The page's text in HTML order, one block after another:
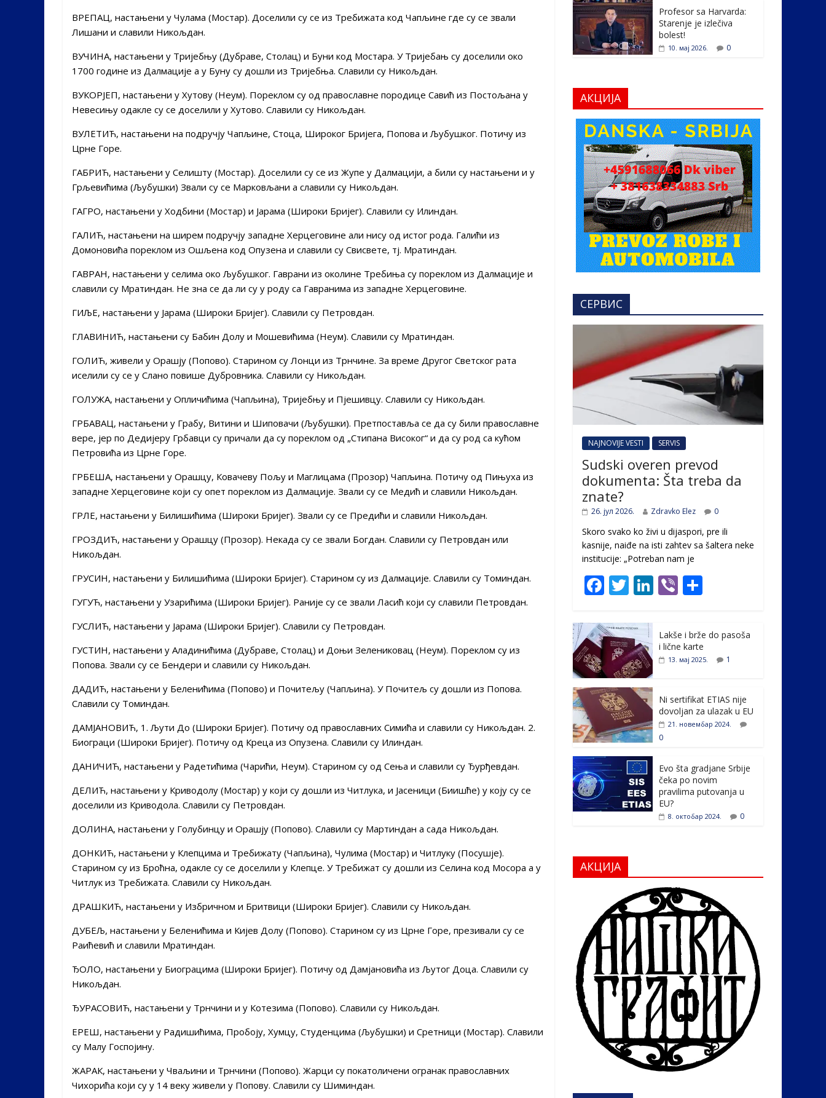
ВРЕПАЦ, настањени у Чулама (Мостар). Доселили су се из Требижата код Чапљине где су се звали
Лишани и славили Никољдан.
ВУЧИНА, настањени у Тријебњу (Дубраве, Столац) и Буни код Мостара. У Тријебањ су доселили око
1700 године из Далмације а у Буну су дошли из Тријебња. Славили су Никољдан.
ВУКОРЈЕП, настањени у Хутову (Неум). Пореклом су од православне породице Савић из Постољана у
Невесињу одакле су се доселили у Хутово. Славили су Никољдан.
ВУЛЕТИЋ, настањени на подручју Чапљине, Стоца, Широког Бријега, Попова и Љубушког. Потичу из
Црне Горе.
ГАБРИЋ, настањени у Селишту (Мостар). Доселили су се из Жупе у Далмацији, а били су настањени и у
Грљевићима (Љубушки) Звали су се Марковљани а славили су Никољдан.
ГАГРО, настањени у Ходбини (Мостар) и Јарама (Широки Бријег). Славили су Илиндан.
ГАЛИЋ, настањени на ширем подручју западне Херцеговине али нису од истог рода. Галићи из
Домоновића пореклом из Ошљена код Опузена и славили су Свисвете, тј. Мратиндан.
ГАВРАН, настањени у селима око Љубушког. Гаврани из околине Требиња су пореклом из Далмације и
славили су Мратиндан. Не зна се да ли су у роду са Гавранима из западне Херцеговине.
ГИЉЕ, настањени у Јарама (Широки Бријег). Славили су Петровдан.
ГЛАВИНИЋ, настањени су Бабин Долу и Мошевићима (Неум). Славили су Мратиндан.
ГОЛИЋ, живели у Орашју (Попово). Старином су Лонци из Трнчине. За време Другог Светског рата
иселили су се у Слано повише Дубровника. Славили су Никољдан.
ГОЛУЖА, настањени у Опличићима (Чапљина), Тријебњу и Пјешивцу. Славили су Никољдан.
ГРБАВАЦ, настањени у Грабу, Витини и Шиповачи (Љубушки). Претпоставља се да су били православне
вере, јер по Дедијеру Грбавци су причали да су пореклом од „Стипана Високог“ и да су род са кућом
Петровића из Црне Горе.
ГРБЕША, настањени у Орашцу, Ковачеву Пољу и Маглицама (Прозор) Чапљина. Потичу од Пињуха из
западне Херцеговине који су опет пореклом из Далмације. Звали су се Медић и славили Никољдан.
ГРЛЕ, настањени у Билишићима (Широки Бријег). Звали су се Предићи и славили Никољдан.
ГРОЗДИЋ, настањени у Орашцу (Прозор). Некада су се звали Богдан. Славили су Петровдан или
Никољдан.
ГРУСИН, настањени у Билишићима (Широки Бријег). Старином су из Далмације. Славили су Томиндан.
ГУГУЋ, настањени у Узарићима (Широки Бријег). Раније су се звали Ласић који су славили Петровдан.
ГУСЛИЋ, настањени у Јарама (Широки Бријег). Славили су Петровдан.
ГУСТИН, настањени у Аладинићима (Дубраве, Столац) и Доњи Зелениковац (Неум). Пореклом су из
Попова. Звали су се Бендери и славили су Никољдан.
ДАДИЋ, настањени у Беленићима (Попово) и Почитељу (Чапљина). У Почитељ су дошли из Попова.
Славили су Томиндан.
ДАМЈАНОВИЋ, 1. Љути До (Широки Бријег). Потичу од православних Симића и славили су Никољдан. 2.
Биограци (Широки Бријег). Потичу од Креца из Опузена. Славили су Илиндан.
ДАНИЧИЋ, настањени у Радетићима (Чарићи, Неум). Старином су од Сења и славили су Ђурђевдан.
ДЕЛИЋ, настањени у Криводолу (Мостар) у који су дошли из Читлука, и Јасеници (Биишће) у коју су се
доселили из Криводола. Славили су Петровдан.
ДОЛИНА, настањени у Голубинцу и Орашју (Попово). Славили су Мартиндан а сада Никољдан.
ДОНКИЋ, настањени у Клепцима и Требижату (Чапљина), Чулима (Мостар) и Читлуку (Посушје).
Старином су из Броћна, одакле су се доселили у Клепце. У Требижат су дошли из Селина код Мосора а у
Читлук из Требижата. Славили су Никољдан.
ДРАШКИЋ, настањени у Избричном и Бритвици (Широки Бријег). Славили су Никољдан.
ДУБЕЉ, настањени у Беленићима и Кијев Долу (Попово). Старином су из Црне Горе, презивали су се
Раићевић и славили Мратиндан.
ЂОЛО, настањени у Биограцима (Широки Бријег). Потичу од Дамјановића из Љутог Доца. Славили су
Никољдан.
ЂУРАСОВИЋ, настањени у Трнчини и у Котезима (Попово). Славили су Никољдан.
ЕРЕШ, настањени у Радишићима, Пробоју, Хумцу, Студенцима (Љубушки) и Сретници (Мостар). Славили
су Малу Госпојину.
ЖАРАК, настањени у Чваљини и Трнчини (Попово). Жарци су покатоличени огранак православних
Чихорића који су у 14 веку живели у Попову. Славили су Шиминдан.
Profesor sa Harvarda:
Starenje je izlečiva
bolest!
10. мај 2026. 0
АКЦИЈА
СЕРВИС
NAJNOVIJE VESTI SERVIS
Sudski overen prevod
dokumenta: Šta treba da
znate?
26. јул 2026. Zdravko Elez 0
Skoro svako ko živi u dijaspori, pre ili
kasnije, naiđe na isti zahtev sa šaltera neke
institucije: „Potreban nam je
F
e
b
o
o
k
T
itt
er
Li
e
dI
Vi
er ar
e
Lakše i brže do pasoša
i lične karte
13. мај 2025. 1
Ni sertifikat ETIAS nije
dovoljan za ulazak u EU
21. новембар 2024.
0
Evo šta gradjane Srbije
čeka po novim
pravilima putovanja u
EU?
8. октобар 2024. 0
АКЦИЈА